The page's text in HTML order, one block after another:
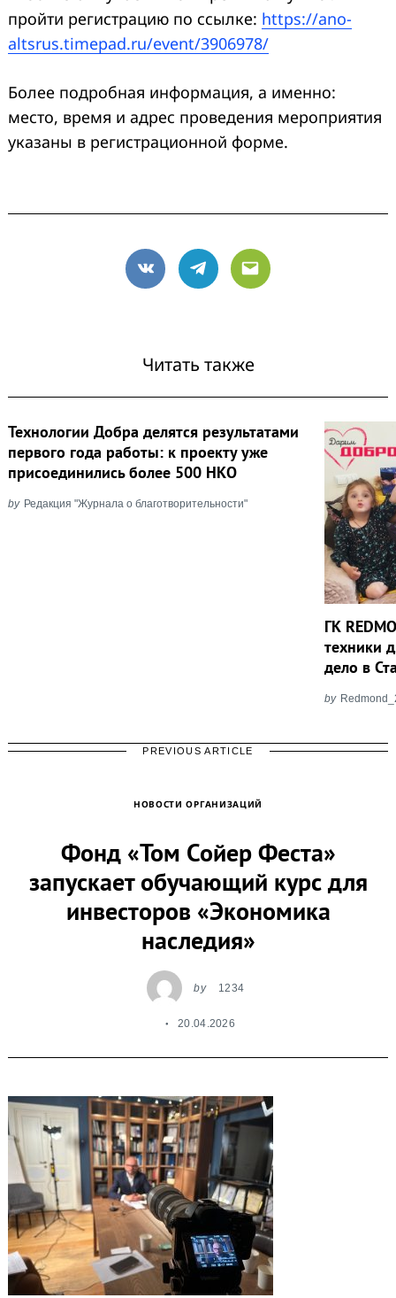
пройти регистрацию по ссылке: https://ano-
altsrus.timepad.ru/event/3906978/
Более подробная информация, а именно:
место, время и адрес проведения мероприятия
указаны в регистрационной форме.
VK Telegram
Email
Читать также
Технологии Добра делятся результатами
первого года работы: к проекту уже
присоединились более 500 НКО
by Редакция "Журнала о благотворительности"
ГК
техники
дело в
by
PREVIOUS ARTICLE
НОВОСТИ ОРГАНИЗАЦИЙ
Фонд «Том Сойер Феста»
запускает обучающий курс для
инвесторов «Экономика
наследия»
by 1234
20.04.2026